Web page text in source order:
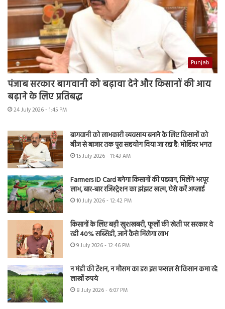
Punjab
पंजाब सरकार बागवानी को बढ़ावा देने और किसानों की आय
बढ़ाने के लिए प्रतिबद्ध
24 July 2026 - 1:45 PM
बागवानी को लाभकारी व्यवसाय बनाने के लिए किसानों को
बीज से बाजार तक पूरा सहयोग दिया जा रहा है: मोहिंदर भगत
15 July 2026 - 11:43 AM
Farmers ID Card बनेगा किसानों की पहचान, मिलेंगे भरपूर
लाभ, बार-बार रजिस्ट्रेशन का झंझट खत्म, ऐसे करें अप्लाई
10 July 2026 - 12:42 PM
किसानों के लिए बड़ी खुशखबरी, फूलों की खेती पर सरकार दे
रही 40% सब्सिडी, जानें कैसे मिलेगा लाभ
9 July 2026 - 12:46 PM
न मंडी की टेंशन, न मौसम का डर! इस फसल से किसान कमा रहे
लाखों रुपये
8 July 2026 - 6:07 PM